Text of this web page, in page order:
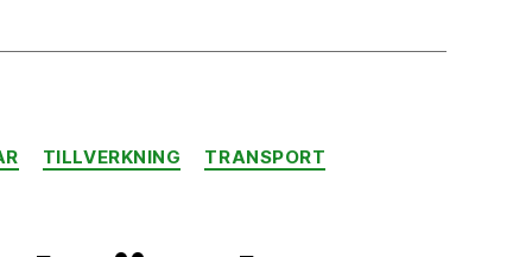
TILLVERKNING
TRANSPORT